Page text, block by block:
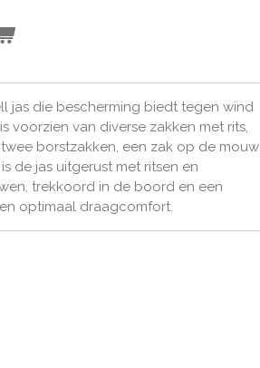
jas die bescherming biedt tegen wind
voorzien van diverse zakken met rits,
borstzakken, een zak op de mouw
de jas uitgerust met ritsen en
trekkoord in de boord en een
optimaal draagcomfort.